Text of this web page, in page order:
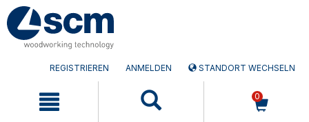
Zum
Inhalt
springen
Zum
Navigationsmen�
springen
REGISTRIEREN ANMELDEN STANDORT WECHSELN
0